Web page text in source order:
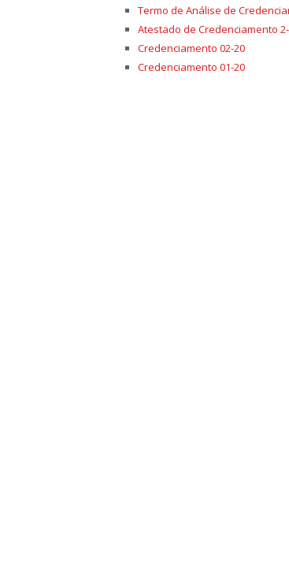
Termo de Análise de
Atestado de Credenciamento 2-
Credenciamento 02-20
Credenciamento 01-20